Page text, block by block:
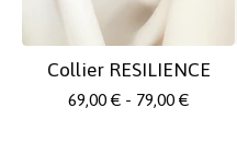
Collier RESILIENCE
69,00 € - 79,00 €